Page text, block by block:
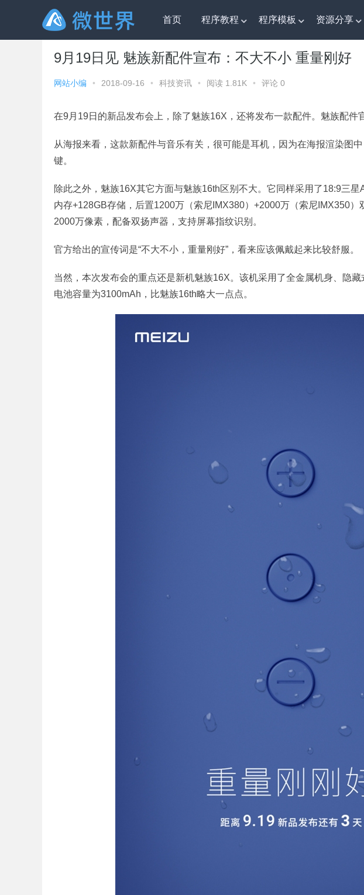
首页 程序教程 程序模板 资源分享
微世界» 科技资讯» 9月19日见 魅族新配件宣布：不大不小 重量刚好
9月19日见 魅族新配件宣布：不大不小 重量刚好
网站小编 • 2018-09-16 • 科技资讯 • 阅读 1.81K • 评论 0
在9月19日的新品发布会上，除了魅族16X，还将发布一款配件。魅族配件
从海报来看，这款新配件与音乐有关，很可能是耳机，因为在海报渲染图
键。
除此之外，魅族16X其它方面与魅族16th区别不大。它同样采用了18:9三
内存+128GB存储，后置1200万（索尼IMX380）+2000万（索尼IMX350
2000万像素，配备双扬声器，支持屏幕指纹识别。
官方给出的宣传词是“不大不小，重量刚好”，看来应该佩戴起来比较舒服。
当然，本次发布会的重点还是新机魅族16X。该机采用了全金属机身、隐
电池容量为3100mAh，比魅族16th略大一点点。